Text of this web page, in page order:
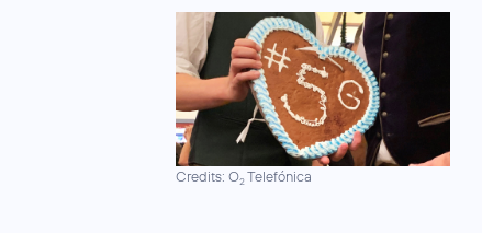
Credits: O2Telefónica